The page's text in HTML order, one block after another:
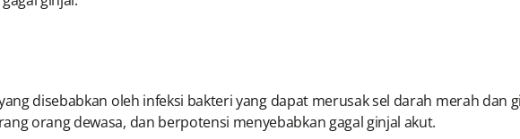
disebabkan oleh infeksi bakteri yang dapat merusak sel darah merah dan
orang dewasa, dan berpotensi menyebabkan gagal ginjal akut.